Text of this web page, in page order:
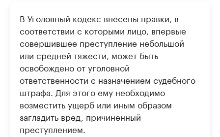
В Уголовный кодекс внесены правки, в
соответствии с которыми лицо, впервые
совершившее преступление небольшой
или средней тяжести, может быть
освобождено от уголовной
ответственности с назначением судебного
штрафа. Для этого ему необходимо
возместить ущерб или иным образом
загладить вред, причиненный
преступлением.